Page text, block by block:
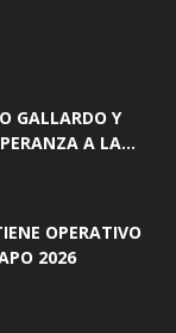
GALLARDO Y
A LA...
OPERATIVO
2026